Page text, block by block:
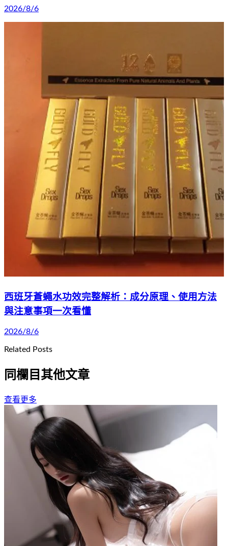
2026/8/6
西班牙蒼蠅水功效完整解析：成分原理、使用方法
與注意事項一次看懂
2026/8/6
Related Posts
同欄目其他文章
查看更多